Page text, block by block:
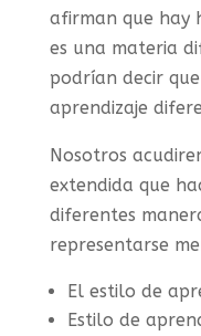
afirman que hay
es una materia
podrían decir
aprendizaje
Nosotros
extendida que
diferentes
representarse
El estilo de
Estilo de